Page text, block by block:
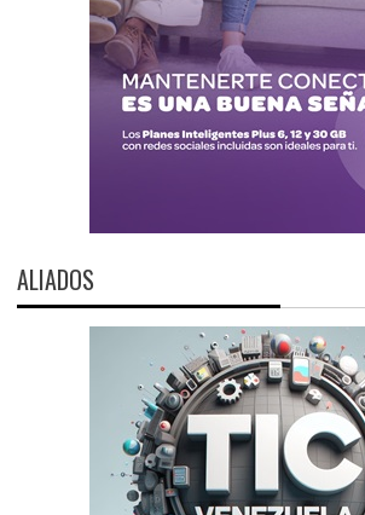
ALIADOS